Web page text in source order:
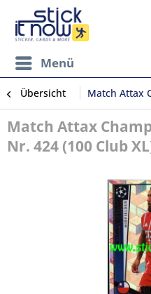
Menü
Übersicht Match Attax
Match Attax
Nr. 424 (100 Club